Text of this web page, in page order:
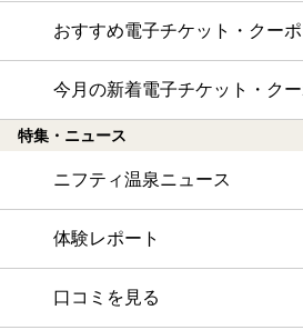
おすすめ電子チケット・クー
今月の新着電子チケット・ク
特集・ニュース
ニフティ温泉ニュース
体験レポート
口コミを見る